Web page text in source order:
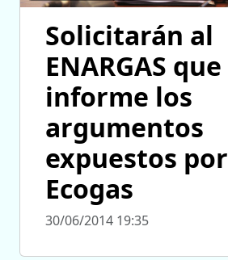
Solicitarán al
ENARGAS que
informe los
argumentos
expuestos por
Ecogas
30/06/2014 19:35